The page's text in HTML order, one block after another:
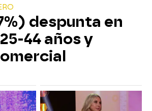
despunta en
44 años y